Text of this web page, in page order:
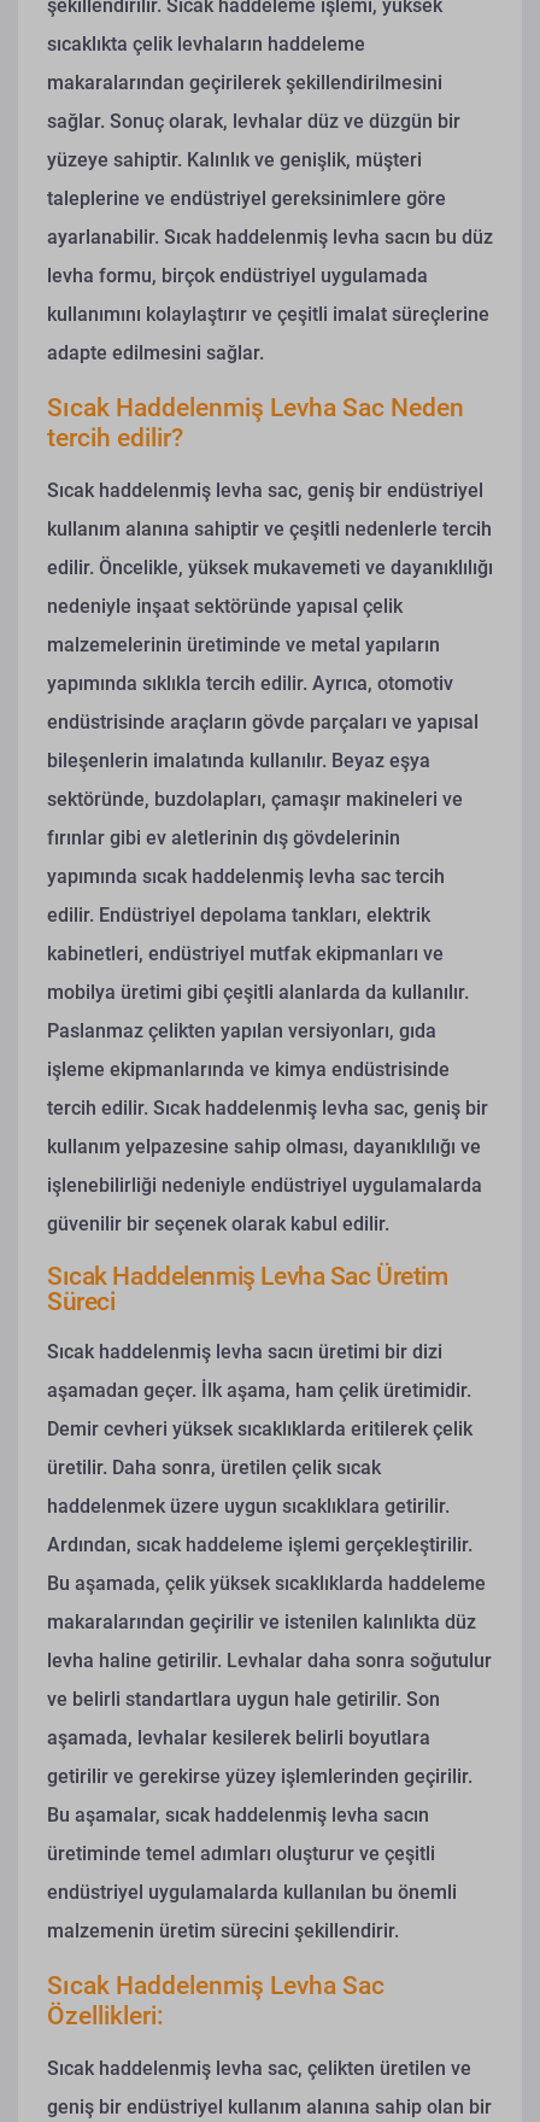
şekillendirilir. Sıcak haddeleme işlemi, yüksek
sıcaklıkta çelik levhaların haddeleme
makaralarından geçirilerek şekillendirilmesini
sağlar. Sonuç olarak, levhalar düz ve düzgün bir
yüzeye sahiptir. Kalınlık ve genişlik, müşteri
taleplerine ve endüstriyel gereksinimlere göre
ayarlanabilir. Sıcak haddelenmiş levha sacın bu düz
levha formu, birçok endüstriyel uygulamada
kullanımını kolaylaştırır ve çeşitli imalat süreçlerine
adapte edilmesini sağlar.
Sıcak Haddelenmiş Levha Sac Neden
tercih edilir?
Sıcak haddelenmiş levha sac, geniş bir endüstriyel
kullanım alanına sahiptir ve çeşitli nedenlerle tercih
edilir. Öncelikle, yüksek mukavemeti ve dayanıklılığı
nedeniyle inşaat sektöründe yapısal çelik
malzemelerinin üretiminde ve metal yapıların
yapımında sıklıkla tercih edilir. Ayrıca, otomotiv
endüstrisinde araçların gövde parçaları ve yapısal
bileşenlerin imalatında kullanılır. Beyaz eşya
sektöründe, buzdolapları, çamaşır makineleri ve
fırınlar gibi ev aletlerinin dış gövdelerinin
yapımında sıcak haddelenmiş levha sac tercih
edilir. Endüstriyel depolama tankları, elektrik
kabinetleri, endüstriyel mutfak ekipmanları ve
mobilya üretimi gibi çeşitli alanlarda da kullanılır.
Paslanmaz çelikten yapılan versiyonları, gıda
işleme ekipmanlarında ve kimya endüstrisinde
tercih edilir. Sıcak haddelenmiş levha sac, geniş bir
kullanım yelpazesine sahip olması, dayanıklılığı ve
işlenebilirliği nedeniyle endüstriyel uygulamalarda
güvenilir bir seçenek olarak kabul edilir.
Sıcak Haddelenmiş Levha Sac Üretim
Süreci
Sıcak haddelenmiş levha sacın üretimi bir dizi
aşamadan geçer. İlk aşama, ham çelik üretimidir.
Demir cevheri yüksek sıcaklıklarda eritilerek çelik
üretilir. Daha sonra, üretilen çelik sıcak
haddelenmek üzere uygun sıcaklıklara getirilir.
Ardından, sıcak haddeleme işlemi gerçekleştirilir.
Bu aşamada, çelik yüksek sıcaklıklarda haddeleme
makaralarından geçirilir ve istenilen kalınlıkta düz
levha haline getirilir. Levhalar daha sonra soğutulur
ve belirli standartlara uygun hale getirilir. Son
aşamada, levhalar kesilerek belirli boyutlara
getirilir ve gerekirse yüzey işlemlerinden geçirilir.
Bu aşamalar, sıcak haddelenmiş levha sacın
üretiminde temel adımları oluşturur ve çeşitli
endüstriyel uygulamalarda kullanılan bu önemli
malzemenin üretim sürecini şekillendirir.
Sıcak Haddelenmiş Levha Sac
Özellikleri:
Sıcak haddelenmiş levha sac, çelikten üretilen ve
geniş bir endüstriyel kullanım alanına sahip olan bir